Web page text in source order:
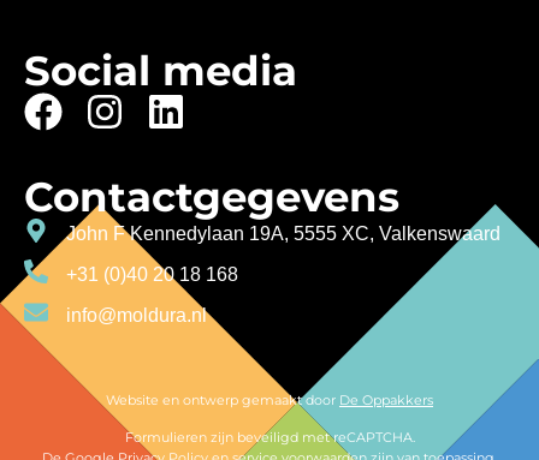
Social media
Contactgegevens
John F Kennedylaan 19A, 5555 XC, Valkenswaard
+31 (0)40 20 18 168
info@moldura.nl
Website en ontwerp gemaakt door De Oppakkers
Formulieren zijn beveiligd met reCAPTCHA.